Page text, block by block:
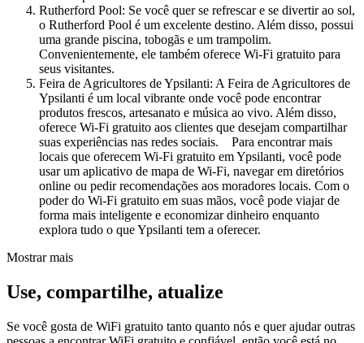
Rutherford Pool: Se você quer se refrescar e se divertir ao sol,
o Rutherford Pool é um excelente destino. Além disso, possui
uma grande piscina, tobogãs e um trampolim.
Convenientemente, ele também oferece Wi-Fi gratuito para
seus visitantes.
Feira de Agricultores de Ypsilanti: A Feira de Agricultores de
Ypsilanti é um local vibrante onde você pode encontrar
produtos frescos, artesanato e música ao vivo. Além disso,
oferece Wi-Fi gratuito aos clientes que desejam compartilhar
suas experiências nas redes sociais. Para encontrar mais
locais que oferecem Wi-Fi gratuito em Ypsilanti, você pode
usar um aplicativo de mapa de Wi-Fi, navegar em diretórios
online ou pedir recomendações aos moradores locais. Com o
poder do Wi-Fi gratuito em suas mãos, você pode viajar de
forma mais inteligente e economizar dinheiro enquanto
explora tudo o que Ypsilanti tem a oferecer.
Mostrar mais
Use, compartilhe, atualize
Se você gosta de WiFi gratuito tanto quanto nós e quer ajudar outras